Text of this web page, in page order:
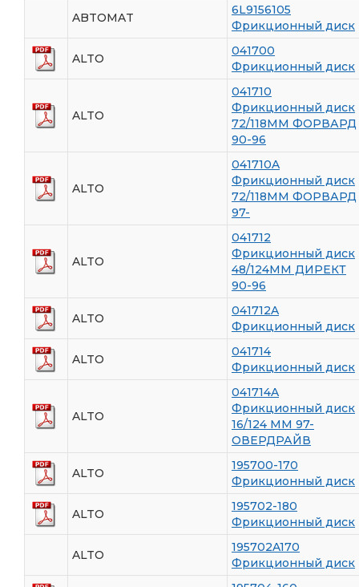
ABTOMAT
6L9156105
Фрикционный диск
ALTO
041700
Фрикционный диск
ALTO
041710
Фрикционный диск
72/118ММ ФОРВАРД
90-96
ALTO
041710A
Фрикционный диск
72/118ММ ФОРВАРД
97-
ALTO
041712
Фрикционный диск
48/124ММ ДИРЕКТ
90-96
ALTO
041712A
Фрикционный диск
ALTO
041714
Фрикционный диск
ALTO
041714A
Фрикционный диск
16/124 ММ 97-
ОВЕРДРАЙВ
ALTO
195700-170
Фрикционный диск
ALTO
195702-180
Фрикционный диск
ALTO
195702A170
Фрикционный диск